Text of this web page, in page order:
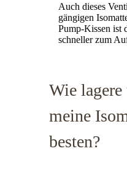
Auch dieses
gängigen
Pump-Kissen ist
schneller zum
Wie
meine
besten?